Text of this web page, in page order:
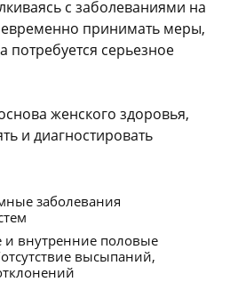
с заболеваниями на
принимать меры,
потребуется серьезное
женского здоровья,
и диагностировать
заболевания
внутренние половые
высыпаний,